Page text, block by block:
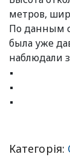
метров,
По данным
была уже
наблюдали
Категорія: